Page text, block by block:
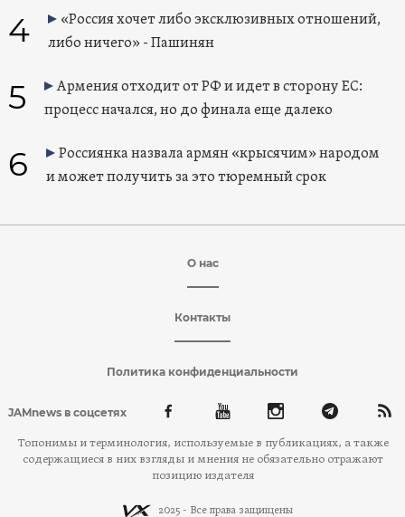
4
«Россия хочет либо эксклюзивных отношений,
либо ничего» - Пашинян
5
Армения отходит от РФ и идет в сторону ЕС:
процесс начался, но до финала еще далеко
6
Россиянка назвала армян «крысячим» народом
и может получить за это тюремный срок
О нас
Контакты
Политика конфиденциальности
JAMnews в соцсетях
Топонимы и терминология, используемые в публикациях, а также
содержащиеся в них взгляды и мнения не обязательно отражают
позицию издателя
2025 - Все права защищены